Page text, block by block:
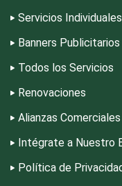
Escuelas de
Escuelas de
Escuelas de
Escuelas de
Servicios Individuales
Banners Publicitarios
Todos los Servicios
Renovaciones
Alianzas Comerciales
Intégrate a Nuestro
Política de